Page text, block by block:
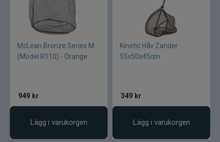
McLean Bronze Series M
(Model R110) - Orange
949 kr
Lägg i varukorgen
Kinetic Håv Zander
55x50x45cm
349 kr
Lägg i varukorgen